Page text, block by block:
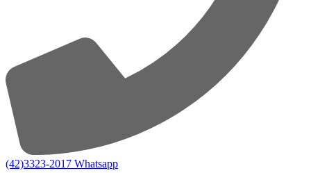
(42)3323-2017 Whatsapp